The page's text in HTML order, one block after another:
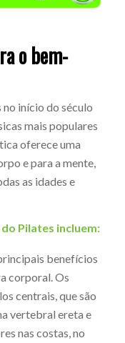
o bem-
início do século
mais populares
oferece uma
e para a mente,
as idades e
Pilates incluem:
benefícios
corporal. Os
centrais, que são
vertebral ereta e
nas costas, no